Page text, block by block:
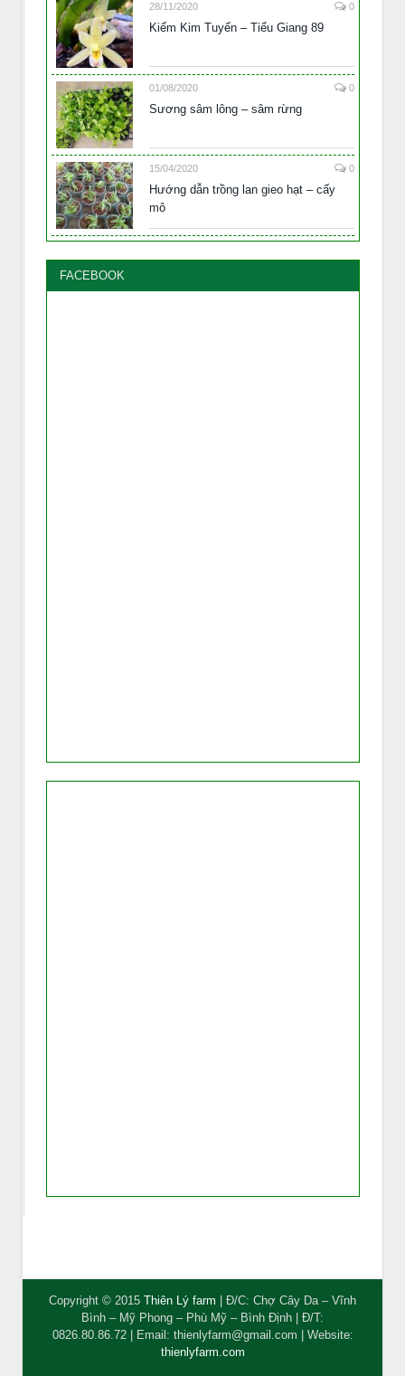
28/11/2020 0
Kiếm Kim Tuyến – Tiểu Giang 89
01/08/2020 0
Sương sâm lông – sâm rừng
15/04/2020 0
Hướng dẫn trồng lan gieo hạt – cấy
mô
FACEBOOK
Copyright © 2015 Thiên Lý farm | Đ/C: Chợ Cây Da – Vĩnh
Bình – Mỹ Phong – Phù Mỹ – Bình Định | Đ/T:
0826.80.86.72 | Email: thienlyfarm@gmail.com | Website:
thienlyfarm.com